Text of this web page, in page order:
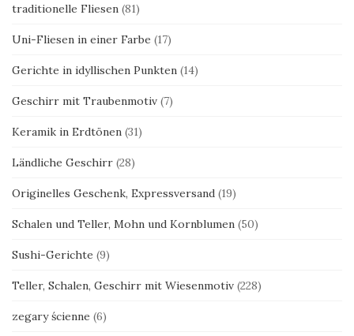
traditionelle Fliesen (81)
Uni-Fliesen in einer Farbe (17)
Gerichte in idyllischen Punkten (14)
Geschirr mit Traubenmotiv (7)
Keramik in Erdtönen (31)
Ländliche Geschirr (28)
Originelles Geschenk, Expressversand (19)
Schalen und Teller, Mohn und Kornblumen (50)
Sushi-Gerichte (9)
Teller, Schalen, Geschirr mit Wiesenmotiv (228)
zegary ścienne (6)